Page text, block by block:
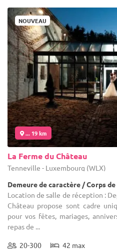
NOUVEAU
... 19 km
La Ferme du Château
Tenneville - Luxembourg (WLX)
Demeure de caractère / Corps
Location de salle de réception :
Château propose sont cadre
pour vos fêtes, mariages,
repas de ...
20-300 42 max